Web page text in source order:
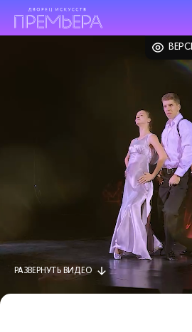
РАЗВЕРНУТЬ ВИДЕО